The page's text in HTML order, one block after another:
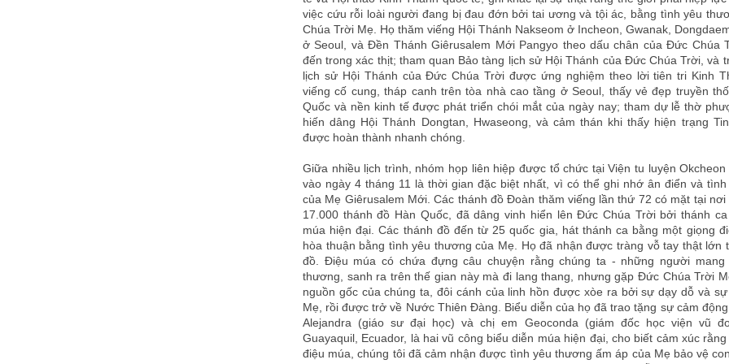
việc cứu rỗi loài người đang bị đau đớn bởi tai ương và tội ác, bằng tình yêu
Chúa Trời Mẹ. Họ thăm viếng Hội Thánh Nakseom ở Incheon, Gwanak,
ở Seoul, và Đền Thánh Giêrusalem Mới Pangyo theo dấu chân của Đức Chúa
đến trong xác thịt; tham quan Bảo tàng lịch sử Hội Thánh của Đức Chúa Trời, và
lịch sử Hội Thánh của Đức Chúa Trời được ứng nghiệm theo lời tiên tri Kinh
viếng cố cung, tháp canh trên tòa nhà cao tầng ở Seoul, thấy vẻ đẹp truyền
Quốc và nền kinh tế được phát triển chói mắt của ngày nay; tham dự lễ thờ
hiến dâng Hội Thánh Dongtan, Hwaseong, và cảm thán khi thấy hiện trạng
được hoàn thành nhanh chóng.
Giữa nhiều lịch trình, nhóm họp liên hiệp được tổ chức tại Viện tu luyện Okcheon
vào ngày 4 tháng 11 là thời gian đặc biệt nhất, vì có thể ghi nhớ ân điển và
của Mẹ Giêrusalem Mới. Các thánh đồ Đoàn thăm viếng lần thứ 72 có mặt tại
17.000 thánh đồ Hàn Quốc, đã dâng vinh hiển lên Đức Chúa Trời bởi thánh
múa hiện đại. Các thánh đồ đến từ 25 quốc gia, hát thánh ca bằng một giọng
hòa thuận bằng tình yêu thương của Mẹ. Họ đã nhận được tràng vỗ tay thật lớn
đồ. Điệu múa có chứa đựng câu chuyện rằng chúng ta - những người mang
thương, sanh ra trên thế gian này mà đi lang thang, nhưng gặp Đức Chúa Trời
nguồn gốc của chúng ta, đôi cánh của linh hồn được xòe ra bởi sự dạy dỗ và
Mẹ, rồi được trở về Nước Thiên Đàng. Biểu diễn của họ đã trao tặng sự cảm
Alejandra (giáo sư đại học) và chị em Geoconda (giám đốc học viện vũ
Guayaquil, Ecuador, là hai vũ công biểu diễn múa hiện đại, cho biết cảm xúc rằng
điệu múa, chúng tôi đã cảm nhận được tình yêu thương ấm áp của Mẹ bảo vệ